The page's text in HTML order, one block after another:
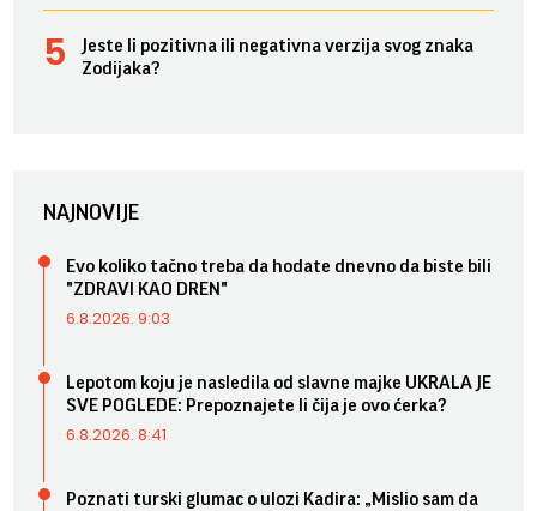
Jeste li pozitivna ili negativna verzija svog znaka
Zodijaka?
NAJNOVIJE
Evo koliko tačno treba da hodate dnevno da biste bili
"ZDRAVI KAO DREN"
6.8.2026. 9:03
Lepotom koju je nasledila od slavne majke UKRALA JE
SVE POGLEDE: Prepoznajete li čija je ovo ćerka?
6.8.2026. 8:41
Poznati turski glumac o ulozi Kadira: „Mislio sam da